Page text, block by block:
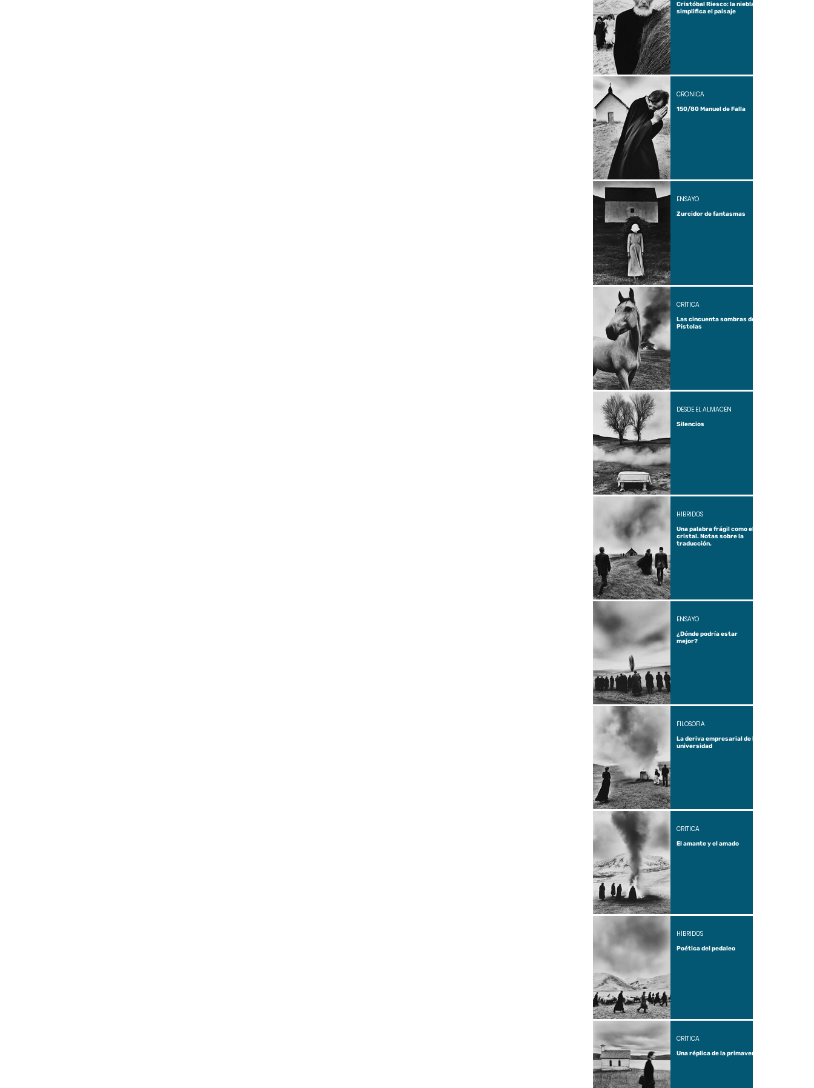
Cristóbal Riesco: la niebla
simplifica el paisaje
150/80 Manuel de Falla
CRÓNICA
Zurcidor de fantasmas
ENSAYO
Las cincuenta sombras de
Pistolas
CRÍTICA
Silencios
DESDE EL ALMACÉN
Una palabra frágil como el
cristal. Notas sobre la
traducción.
HÍBRIDOS
¿Dónde podría estar
mejor?
ENSAYO
La deriva empresarial de la
universidad
FILOSOFÍA
El amante y el amado
CRÍTICA
Poética del pedaleo
HÍBRIDOS
Una réplica de la primavera
CRÍTICA